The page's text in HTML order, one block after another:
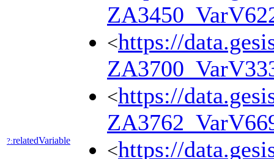
?:relatedVariable
<https://
<https://
<https://